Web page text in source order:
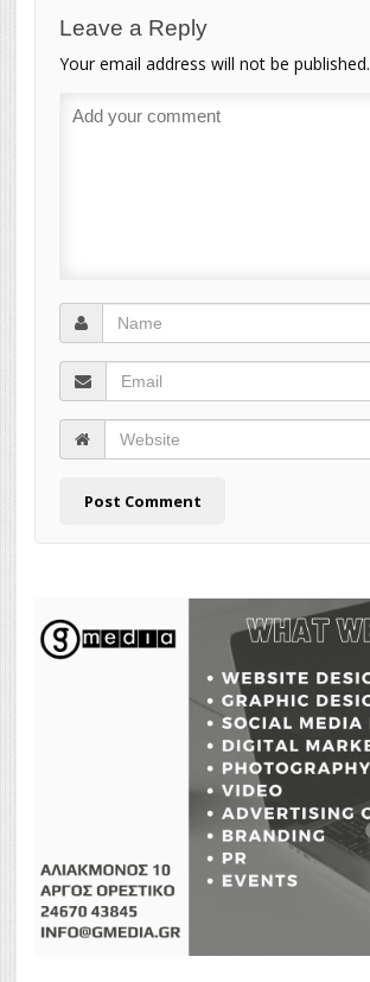
Leave a Reply
Your email address will not be published.